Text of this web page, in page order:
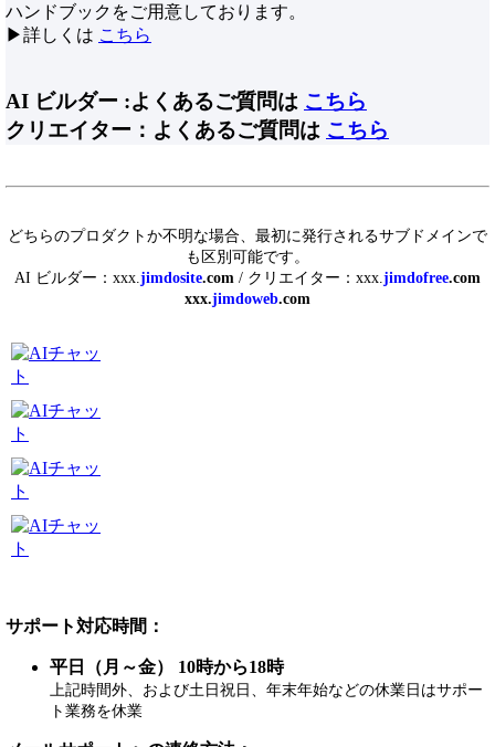
ハンドブックをご用意しております。
▶詳しくは こちら
AI ビルダー :よくあるご質問は こちら
クリエイター：よくあるご質問は こちら
どちらのプロダクトか不明な場合、最初に発行されるサブドメインで
も区別可能です。
AI ビルダー：xxx.jimdosite.com / クリエイター：xxx.jimdofree.com
xxx.jimdoweb.com
サポート対応時間：
平日（月～金） 10時から18時
上記時間外、および土日祝日、年末年始などの休業日はサポー
ト業務を休業